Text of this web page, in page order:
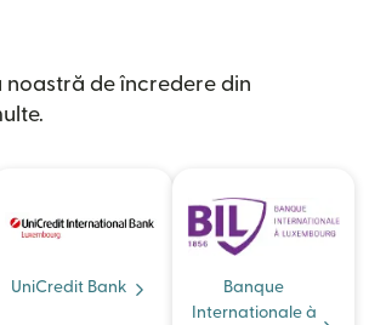
noastră de încredere din
UniCredit Bank
Banque
Internationale à